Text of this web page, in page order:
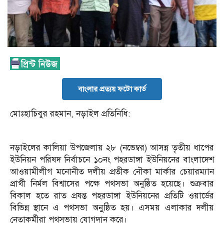
বাংলার প্রত্যয় ফটো কার্ড
মোঃহাচিবুর রহমান, নড়াইল প্রতিনিধি:
নড়াইলের কালিয়া উপজেলায় ২৮ (নভেম্বর) আসন্ন তৃতীয় ধাপের
ইউনিয়ন পরিষদ নির্বাচনে ১০নং পহরডাঙ্গা ইউনিয়নের বাংলাদেশ
আওয়ামীলীগ মনোনীত দলীয় প্রতীক নৌকা মার্কার চেয়ারম্যান
প্রার্থী নির্মল বিশ্বাসের পক্ষে পথসভা অনুষ্ঠিত হয়েছে। শুক্রবার
বিকাল হতে রাত প্রযন্ত পহরডাঙ্গা ইউনিয়নের প্রতিটি ওয়ার্ডের
বিভিন্ন স্থানে এ পথসভা অনুুষ্ঠিত হয়। এসময় এলাকার দলীয়
নেতাকর্মীরা পথসভায় যোগদান করে।